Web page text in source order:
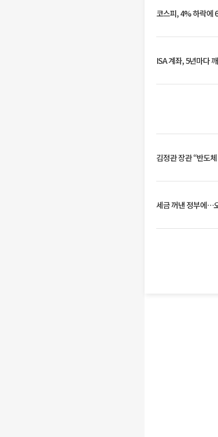
코스피, 4% 하락에
ISA 계좌, 5년마다
김정관 장관 “반도
세금 꺼낸 정부에…